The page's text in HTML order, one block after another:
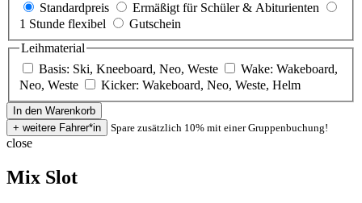
Standardpreis
Ermäßigt für Schüler & Abiturienten
1 Stunde flexibel
Gutschein
Leihmaterial
Basis: Ski, Kneeboard, Neo, Weste
Wake: Wakeboard,
Neo, Weste
Kicker: Wakeboard, Neo, Weste, Helm
Spare zusätzlich 10% mit einer Gruppenbuchung!
close
Mix Slot